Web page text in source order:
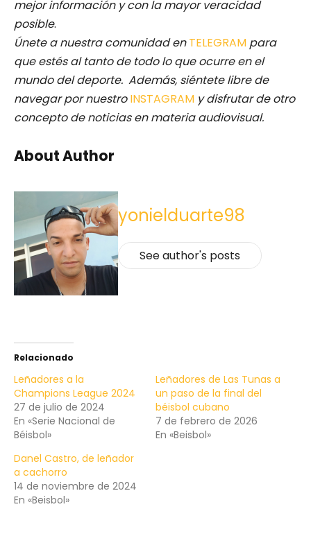
mejor información y con la mayor veracidad
posible.
Únete a nuestra comunidad enTELEGRAM para
que estés al tanto de todo lo que ocurre en el
mundo del deporte. Además, siéntete libre de
navegar por nuestro INSTAGRAM y disfrutar de otro
concepto de noticias en materia audiovisual.
About Author
yonielduarte98
See author's posts
Relacionado
Leñadores a la
Champions League 2024
27 de julio de 2024
En «Serie Nacional de
Béisbol»
Leñadores de Las Tunas a
un paso de la final del
béisbol cubano
7 de febrero de 2026
En «Beisbol»
Danel Castro, de leñador
a cachorro
14 de noviembre de 2024
En «Beisbol»